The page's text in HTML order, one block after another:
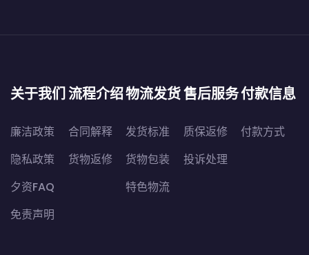
关于我们
廉洁政策
隐私政策
夕资FAQ
免责声明
流程介绍
合同解释
货物返修
物流发货
发货标准
货物包装
特色物流
售后服务
质保返修
投诉处理
付款信息
付款方式